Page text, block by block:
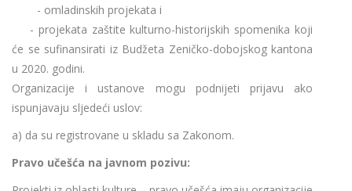
- omladinskih projekata i
- projekata zaštite kulturno-historijskih spomenika koji
će se sufinansirati iz Budžeta Zeničko-dobojskog kantona
u 2020. godini.
Organizacije i ustanove mogu podnijeti prijavu ako
ispunjavaju sljedeći uslov:
a) da su registrovane u skladu sa Zakonom.
Pravo učešća na javnom pozivu: